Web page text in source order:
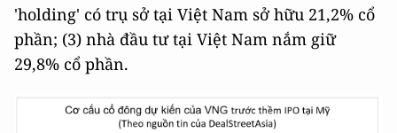
'holding' có trụ sở tại Việt Nam sở hữu 21,2% cổ
phần; (3) nhà đầu tư tại Việt Nam nắm giữ
29,8% cổ phần.